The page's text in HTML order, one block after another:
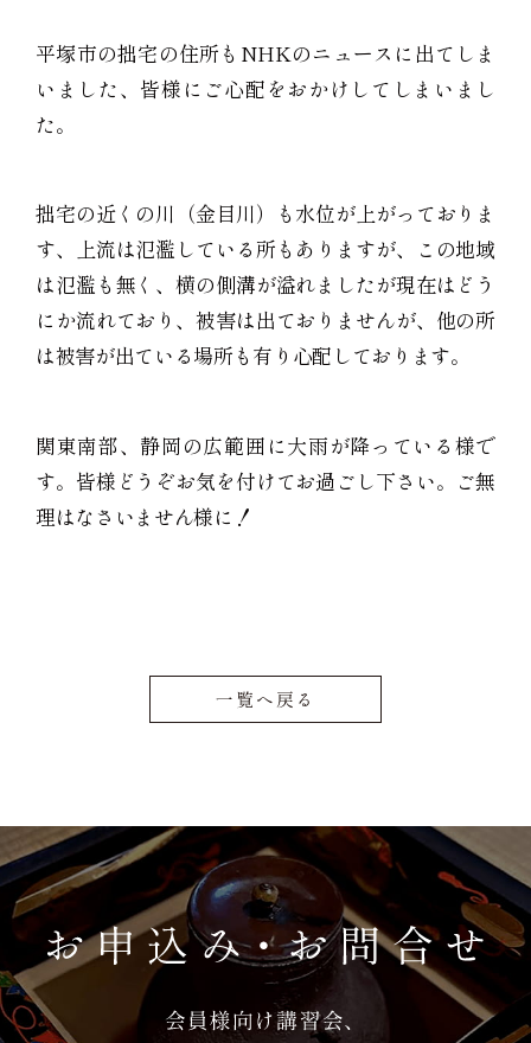
平塚市の拙宅の住所もNHKのニュースに出てしま
いました、皆様にご心配をおかけしてしまいまし
た。
拙宅の近くの川（金目川）も水位が上がっておりま
す、上流は氾濫している所もありますが、この地域
は氾濫も無く、横の側溝が溢れましたが現在はどう
にか流れており、被害は出ておりませんが、他の所
は被害が出ている場所も有り心配しております。
関東南部、静岡の広範囲に大雨が降っている様で
す。皆様どうぞお気を付けてお過ごし下さい。ご無
理はなさいません様に！